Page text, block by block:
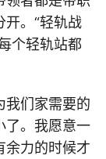
开。“轻轨战
个轻轨站都
我们家需要的
了。我愿意一
余力的时候才